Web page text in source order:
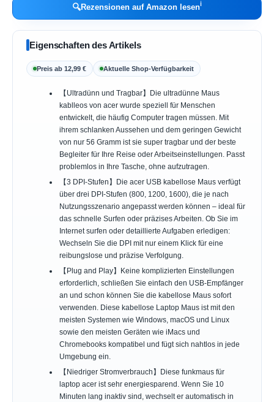
🔍Rezensionen auf Amazon lesenℹ︎
Eigenschaften des Artikels
Preis ab 12,99 € Aktuelle Shop-Verfügbarkeit
【Ultradünn und Tragbar】Die ultradünne Maus
kablleos von acer wurde speziell für Menschen
entwickelt, die häufig Computer tragen müssen. Mit
ihrem schlanken Aussehen und dem geringen Gewicht
von nur 56 Gramm ist sie super tragbar und der beste
Begleiter für Ihre Reise oder Arbeitseinstellungen. Passt
problemlos in Ihre Tasche, ohne aufzutragen.
【3 DPI-Stufen】Die acer USB kabellose Maus verfügt
über drei DPI-Stufen (800, 1200, 1600), die je nach
Nutzungsszenario angepasst werden können – ideal für
das schnelle Surfen oder präzises Arbeiten. Ob Sie im
Internet surfen oder detaillierte Aufgaben erledigen:
Wechseln Sie die DPI mit nur einem Klick für eine
reibungslose und präzise Verfolgung.
【Plug and Play】Keine komplizierten Einstellungen
erforderlich, schließen Sie einfach den USB-Empfänger
an und schon können Sie die kabellose Maus sofort
verwenden. Diese kabellose Laptop Maus ist mit den
meisten Systemen wie Windows, macOS und Linux
sowie den meisten Geräten wie iMacs und
Chromebooks kompatibel und fügt sich nahtlos in jede
Umgebung ein.
【Niedriger Stromverbrauch】Diese funkmaus für
laptop acer ist sehr energiesparend. Wenn Sie 10
Minuten lang inaktiv sind, wechselt er automatisch in